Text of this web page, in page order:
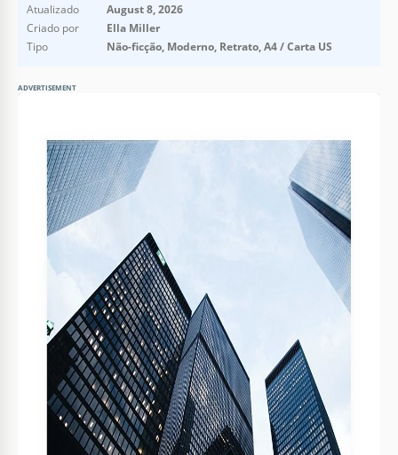
Atualizado
August 8, 2026
Criado por
Ella Miller
Tipo
Não-ficção, Moderno, Retrato, A4 / Carta US
ADVERTISEMENT